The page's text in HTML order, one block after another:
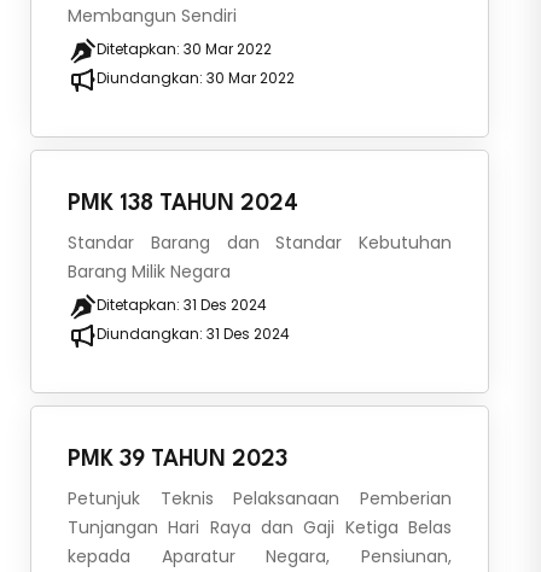
Membangun Sendiri
Ditetapkan: 30 Mar 2022
Diundangkan: 30 Mar 2022
PMK 138 TAHUN 2024
Standar Barang dan Standar Kebutuhan
Barang Milik Negara
Ditetapkan: 31 Des 2024
Diundangkan: 31 Des 2024
PMK 39 TAHUN 2023
Petunjuk Teknis Pelaksanaan Pemberian
Tunjangan Hari Raya dan Gaji Ketiga Belas
kepada Aparatur Negara, Pensiunan,